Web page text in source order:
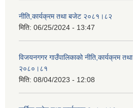
नीति,कार्यक्रम तथा बजेट २०८१।८२
मिति: 06/25/2024 - 13:47
विजयनगगर गाउँपालिकाको नीति,कार्यक्रम
२०८०।८१
मिति: 08/04/2023 - 12:08